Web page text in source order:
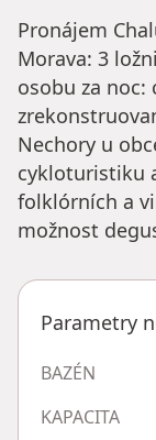
Pronájem
Morava: 3
osobu za noc:
Nechory u
cykloturistiku
folklórních a
možnost
Parametry
BAZÉN
KAPACITA